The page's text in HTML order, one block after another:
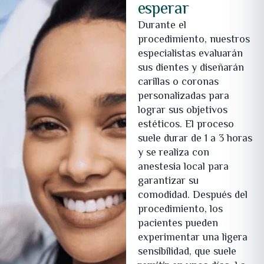
esperar
Durante el
procedimiento, nuestros
especialistas evaluarán
sus dientes y diseñarán
carillas o coronas
personalizadas para
lograr sus objetivos
estéticos. El proceso
suele durar de 1 a 3 horas
y se realiza con
anestesia local para
garantizar su
comodidad. Después del
procedimiento, los
pacientes pueden
experimentar una ligera
sensibilidad, que suele